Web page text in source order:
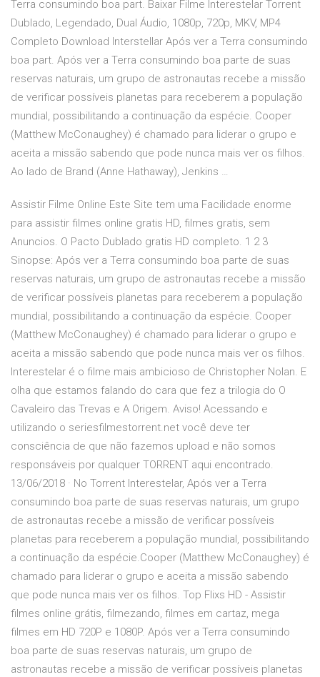
Terra consumindo boa part. Baixar Filme Interestelar Torrent
Dublado, Legendado, Dual Áudio, 1080p, 720p, MKV, MP4
Completo Download Interstellar Após ver a Terra consumindo
boa part. Após ver a Terra consumindo boa parte de suas
reservas naturais, um grupo de astronautas recebe a missão
de verificar possíveis planetas para receberem a população
mundial, possibilitando a continuação da espécie. Cooper
(Matthew McConaughey) é chamado para liderar o grupo e
aceita a missão sabendo que pode nunca mais ver os filhos.
Ao lado de Brand (Anne Hathaway), Jenkins …
Assistir Filme Online Este Site tem uma Facilidade enorme
para assistir filmes online gratis HD, filmes gratis, sem
Anuncios. O Pacto Dublado gratis HD completo. 1 2 3
Sinopse: Após ver a Terra consumindo boa parte de suas
reservas naturais, um grupo de astronautas recebe a missão
de verificar possíveis planetas para receberem a população
mundial, possibilitando a continuação da espécie. Cooper
(Matthew McConaughey) é chamado para liderar o grupo e
aceita a missão sabendo que pode nunca mais ver os filhos.
Interestelar é o filme mais ambicioso de Christopher Nolan. E
olha que estamos falando do cara que fez a trilogia do O
Cavaleiro das Trevas e A Origem. Aviso! Acessando e
utilizando o seriesfilmestorrent.net você deve ter
consciência de que não fazemos upload e não somos
responsáveis por qualquer TORRENT aqui encontrado.
13/06/2018 · No Torrent Interestelar, Após ver a Terra
consumindo boa parte de suas reservas naturais, um grupo
de astronautas recebe a missão de verificar possíveis
planetas para receberem a população mundial, possibilitando
a continuação da espécie.Cooper (Matthew McConaughey) é
chamado para liderar o grupo e aceita a missão sabendo
que pode nunca mais ver os filhos. Top Flixs HD - Assistir
filmes online grátis, filmezando, filmes em cartaz, mega
filmes em HD 720P e 1080P. Após ver a Terra consumindo
boa parte de suas reservas naturais, um grupo de
astronautas recebe a missão de verificar possíveis planetas